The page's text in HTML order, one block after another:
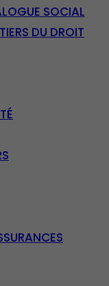
SOCIAL
DU DROIT